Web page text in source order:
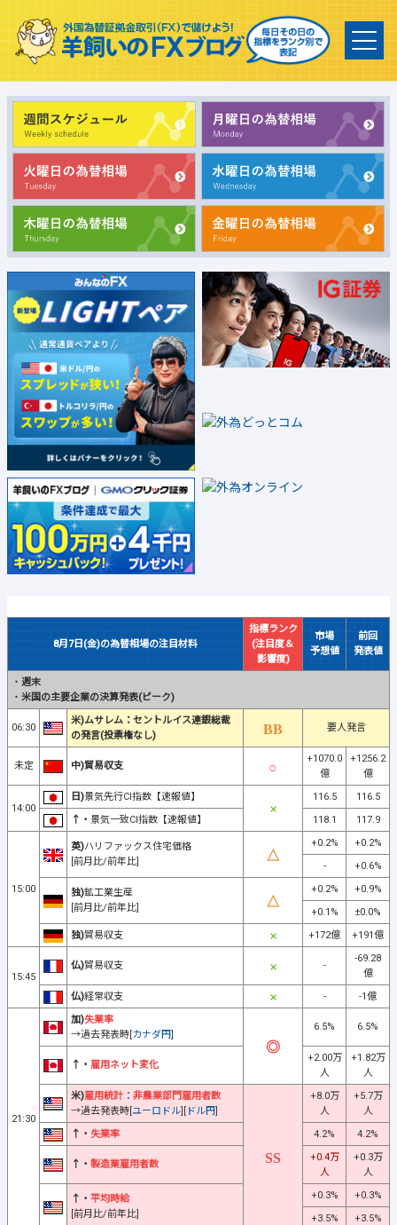
8月7日(金)の為替相場の注目材料
指標ランク
(注目度＆
影響度)
市場
予想値
前回
発表値
・ 週末
・ 米国の主要企業の決算発表(ピーク)
06:30
米)ムサレム：セントルイス連銀総裁
の発言(投票権なし)
要人発言
未定 中)貿易収支
+1070.0
億
+1256.2
億
14:00
日)景気先行CI指数【速報値】 116.5
116.5
↑・ 景気一致CI指数【速報値】 118.1 117.9
15:00
英)ハリファックス住宅価格
[前月比/前年比]
+0.2%
+0.2%
-
+0.6%
独)鉱工業生産
[前月比/前年比]
+0.2%
+0.9%
+0.1%
±0.0%
独)貿易収支 +172億 +191億
15:45
仏)貿易収支 -
-69.28
億
仏)経常収支 - -1億
21:30
加)失業率
→過去発表時[カナダ円]
6.5% 6.5%
↑・ 雇用ネット変化
+2.00万
人
+1.82万
人
米)雇用統計 ： 非農業部門雇用者数
→過去発表時[ユーロドル][ ドル円]
+8.0万
人
+5.7万
人
↑・ 失業率 4.2% 4.2%
↑・ 製造業雇用者数
+0.4万
人
+0.3万
人
↑・ 平均時給
[前月比/前年比]
+0.3%
+0.3%
+3.5%
+3.5%